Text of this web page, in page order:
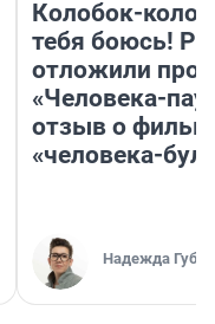
Колобок-
тебя боюсь!
отложили
«Человека-
отзыв о
«человека-
Надежда